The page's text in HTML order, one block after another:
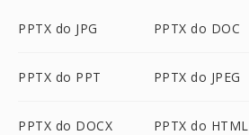
PPTX do JPG PPTX do DOC
PPTX do PPT PPTX do JPEG
PPTX do DOCX PPTX do HTML